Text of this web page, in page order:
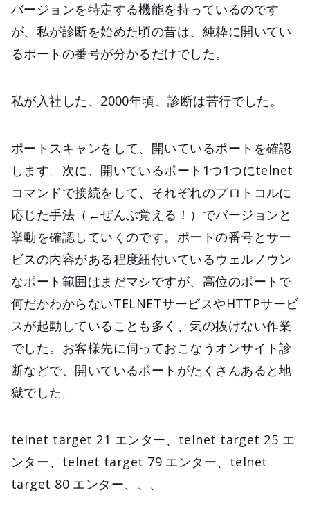
バージョンを特定する機能を持っているのです
が、私が診断を始めた頃の昔は、純粋に開いてい
るポートの番号が分かるだけでした。
私が入社した、2000年頃、診断は苦行でした。
ポートスキャンをして、開いているポートを確認
します。次に、開いているポート1つ1つにtelnet
コマンドで接続をして、それぞれのプロトコルに
応じた手法（←ぜんぶ覚える！）でバージョンと
挙動を確認していくのです。ポートの番号とサー
ビスの内容がある程度紐付いているウェルノウン
なポート範囲はまだマシですが、高位のポートで
何だかわからないTELNETサービスやHTTPサービ
スが起動していることも多く、気の抜けない作業
でした。お客様先に伺っておこなうオンサイト診
断などで、開いているポートがたくさんあると地
獄でした。
telnet target 21 エンター、telnet target 25 エ
ンター、telnet target 79 エンター、telnet
target 80 エンター、、、